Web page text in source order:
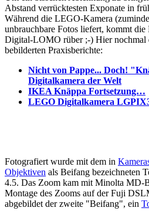
Abstand verrücktesten Exponate in
Während die LEGO-Kamera
unbrauchbare Fotos liefert, kommt
Digital-LOMO rüber ;-) Hier nochmal
bebilderten Praxisberichte:
Nicht von Pappe... Doch!
Digitalkamera der Welt
IKEA Knäppa Fortsetzung…
LEGO Digitalkamera
Fotografiert wurde mit dem in
Objektiven als Beifang bezeichneten
4.5. Das Zoom kam mit Minolta MD-
Montage des Zooms auf der Fuji
abgebildet der zweite "Beifang", ein